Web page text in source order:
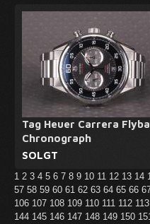
Tag Heuer Carrera
Chronograph
SOLGT
1 2 3 4 5 6 7 8 9 10 11 12 13 14
57 58 59 60 61 62 63 64 65 66
106 107 108 109 110 111 112 113
144 145 146 147 148 149 150